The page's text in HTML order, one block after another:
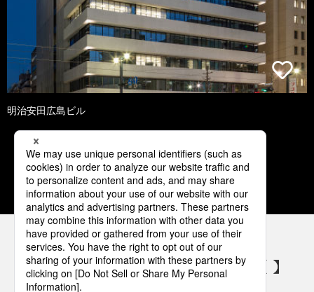
明治安田広島ビル
1 2 3 4 5
パナソニックの電気設備 SNSアカウント